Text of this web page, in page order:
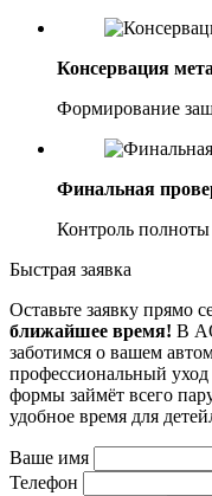
Консервация
Формирование
Финальная
Контроль
Быстрая заявка
Оставьте заявку прямо
ближайшее время! В
заботимся о вашем
профессиональный уход
формы займёт всего
удобное время для
Ваше имя
Телефон